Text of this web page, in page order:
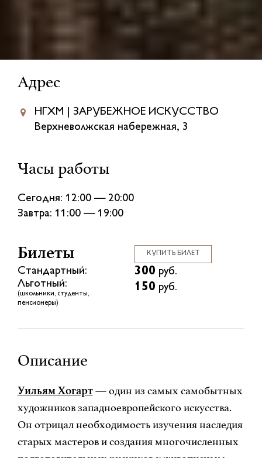
Адрес
НГХМ | ЗАРУБЕЖНОЕ ИСКУССТВО
Верхневолжская набережная, 3
Часы работы
Сегодня: 12:00 — 20:00
Завтра: 11:00 — 19:00
Билеты КУПИТЬ БИЛЕТ
Стандартный: 300 руб.
Льготный:
(школьники, студенты,
пенсионеры)
150 руб.
Описание
Уильям Хогарт— один из самых самобытных
художников западноевропейского искусства.
Он отрицал необходимость изучения наследия
старых мастеров и создания многочисленных